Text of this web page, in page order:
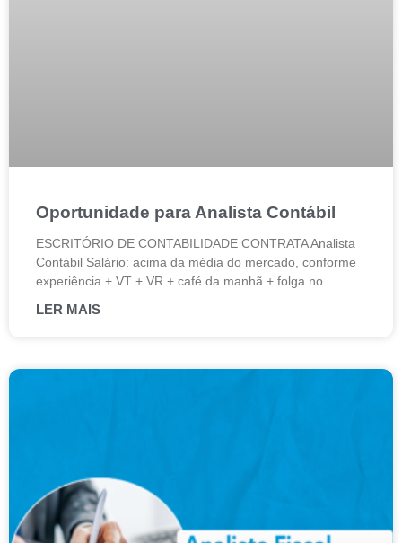
Oportunidade para Analista Contábil
ESCRITÓRIO DE CONTABILIDADE CONTRATA Analista
Contábil Salário: acima da média do mercado, conforme
experiência + VT + VR + café da manhã + folga no
LER MAIS